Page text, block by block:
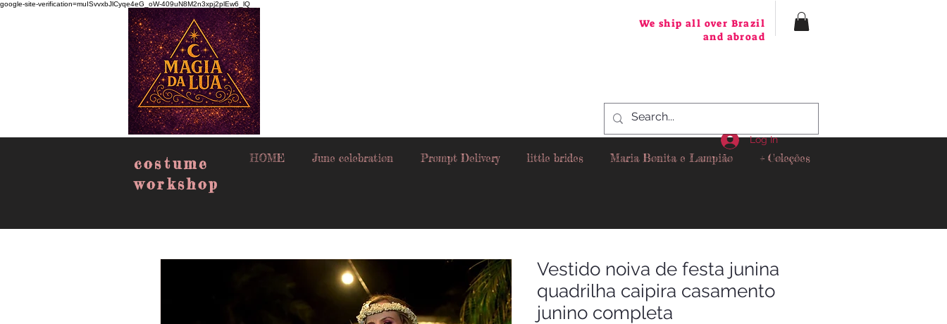
google-site-verification=muISvvxbJlCyqe4eG_oW-409uN8M2n3xpj2plEw6_lQ
We ship all over Brazil
and abroad
costume
workshop
HOME June celebration Prompt Delivery little brides Maria Bonita e Lampião + Coleções
Log In
Vestido noiva de festa junina
quadrilha caipira casamento
junino completa